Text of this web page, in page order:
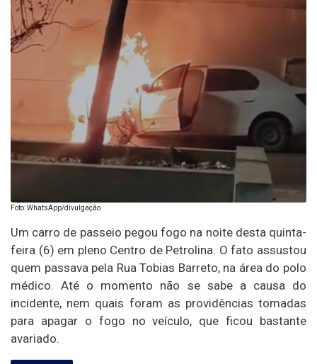
Foto: WhatsApp/divulgação
Um carro de passeio pegou fogo na noite desta quinta-
feira (6) em pleno Centro de Petrolina. O fato assustou
quem passava pela Rua Tobias Barreto, na área do polo
médico. Até o momento não se sabe a causa do
incidente, nem quais foram as providências tomadas
para apagar o fogo no veículo, que ficou bastante
avariado.